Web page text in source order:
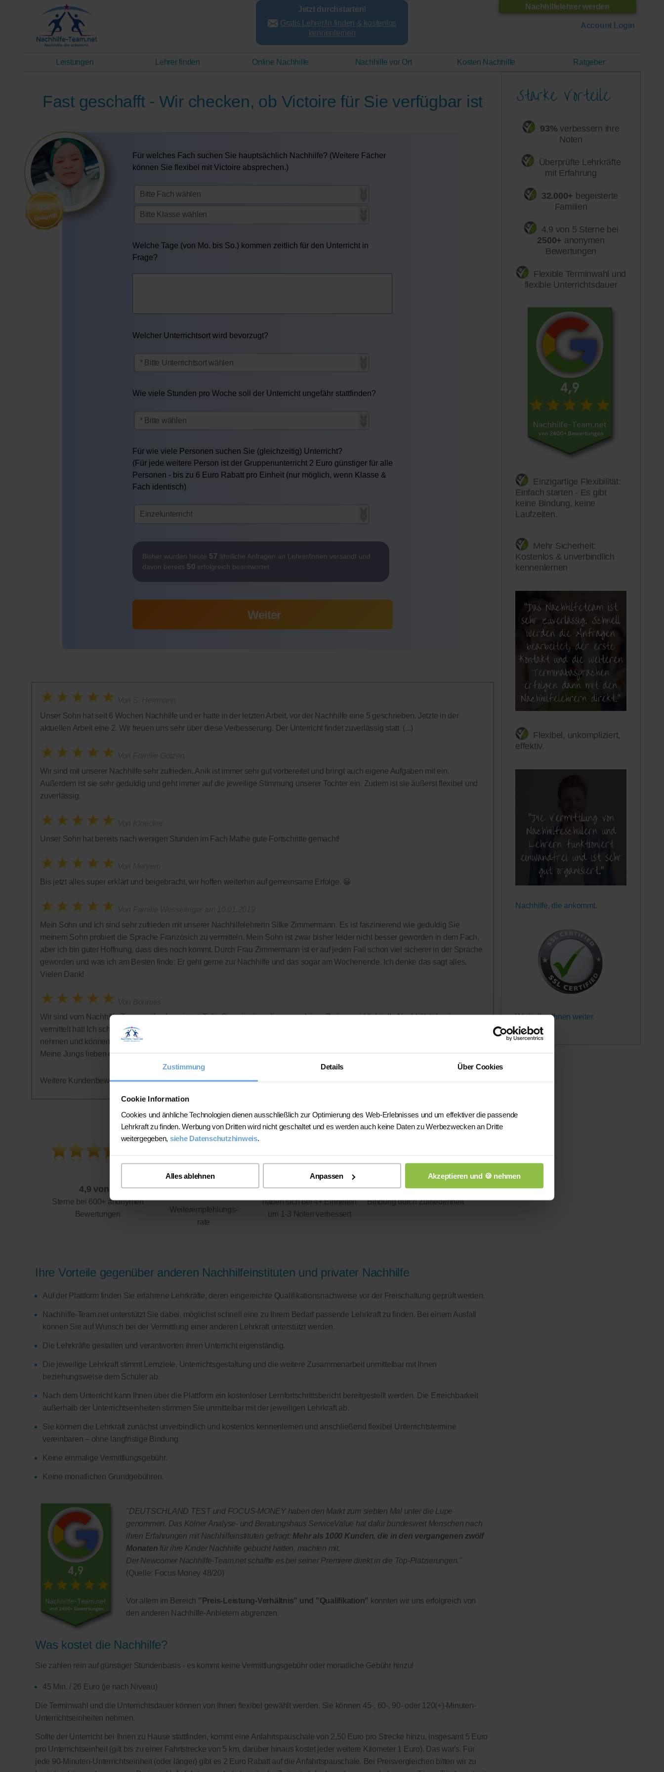
Zustimmung Details Über Cookies
Cookie Information
Cookies und änhliche Technologien dienen ausschließlich zur Optimierung des Web-Erlebnisses und um effektiver die passende
Lehrkraft zu finden. Werbung von Dritten wird nicht geschaltet und es werden auch keine Daten zu Werbezwecken an Dritte
weitergegeben, siehe Datenschutzhinweis.
Alles ablehnen Anpassen Akzeptieren und 🍪 nehmen
Nachhilfelehrer werden
Account Login
Jetzt durchstarten!
Gratis Lehrer/in finden & kostenlos
kennenlernen
Leistungen Lehrer finden Online Nachhilfe Nachhilfe vor Ort Kosten Nachhilfe Ratgeber
93% verbessern ihre
Noten
Überprüfte Lehrkräfte
mit Erfahrung
32.000+ begeisterte
Familien
4,9 von 5 Sterne bei
2500+ anonymen
Bewertungen
Flexible Terminwahl und
flexible Unterrichtsdauer
Einzigartige Flexibilität:
Einfach starten - Es gibt
keine Bindung, keine
Laufzeiten.
Mehr Sicherheit:
Kostenlos & unverbindlich
kennenlernen
Flexibel, unkompliziert,
effektiv.
Nachhilfe, die ankommt.
Wir helfen Ihnen weiter.
Garantiert.
Wird
überprüft
Fast geschafft - Wir checken, ob Victoire für Sie verfügbar ist
Für welches Fach suchen Sie hauptsächlich Nachhilfe? (Weitere Fächer
können Sie flexibel mit Victoire absprechen.)
Welche Tage (von Mo. bis So.) kommen zeitlich für den Unterricht in
Frage?
Welcher Unterrichtsort wird bevorzugt?
Wie viele Stunden pro Woche soll der Unterricht ungefähr stattfinden?
Für wie viele Personen suchen Sie (gleichzeitig) Unterricht?
(Für jede weitere Person ist der Gruppenunterricht 2 Euro günstiger für alle
Personen - bis zu 6 Euro Rabatt pro Einheit (nur möglich, wenn Klasse &
Fach identisch)
Bisher wurden heute 57 ähnliche Anfragen an Lehrer/innen versandt und
davon bereits 50erfolgreich beantwortet.
Unser Sohn hat seit 6 Wochen Nachhilfe und er hatte in der letzten Arbeit, vor der Nachhilfe eine 5 geschrieben. Jetzte in der
aktuellen Arbeit eine 2. Wir freuen uns sehr über diese Verbesserung. Der Unterricht findet zuverlässig statt. (...)
Wir sind mit unserer Nachhilfe sehr zufrieden. Anik ist immer sehr gut vorbereitet und bringt auch eigene Aufgaben mit ein.
Außerdem ist sie sehr geduldig und geht immer auf die jeweilige Stimmung unserer Tochter ein. Zudem ist sie äußerst flexibel und
zuverlässig.
Unser Sohn hat bereits nach wenigen Stunden im Fach Mathe gute Fortschritte gemacht!
Bis jetzt alles super erklärt und beigebracht, wir hoffen weiterhin auf gemeinsame Erfolge. 😀
Mein Sohn und ich sind sehr zufrieden mit unserer Nachhilfelehrerin Silke Zimmermann. Es ist faszinierend wie geduldig Sie
meinem Sohn probiert die Sprache Französich zu vermitteln. Mein Sohn ist zwar bisher leider nicht besser geworden in dem Fach,
aber ich bin guter Hoffnung, dass dies noch kommt. Durch Frau Zimmermann ist er auf jeden Fall schon viel sicherer in der Sprache
geworden und was ich am Besten finde: Er geht gerne zur Nachhilfe und das sogar am Wochenende. Ich denke das sagt alles.
Vielen Dank!
Wir sind vom Nachhilfe-Team restlos begeistert: Tolle Organisation, die uns zu fairen Preisen wirklich tolle Nachhilfelehrerinnen
vermittelt hat! Ich schätze auch sehr, dass auf ein Abo komplett verzichtet wird - wir zahlen nur die Leistung, die wir auch in Anspruch
nehmen und können jederzeit aufhören - was wir allerdings auch bei deutlich besseren Noten so schnell nicht machen werden!
Meine Jungs lieben die Nachhilfestunden - wer hätte das gedacht!?
Weitere Kundenbewertungen finden Sie auf der offiziellen Bewertungsplattform
4,9 von 5
Sterne bei 600+ anonymen
Bewertungen
Weiterempfehlungs-
rate
93%
haben sich bei 4+ Einheiten
um 1-3 Noten verbessert
100%
Bindung durch Zufriedenheit
Ihre Vorteile gegenüber anderen Nachhilfeinstituten und privater Nachhilfe
Auf der Plattform finden Sie erfahrene Lehrkräfte, deren eingereichte Qualifikationsnachweise vor der Freischaltung geprüft werden.
Nachhilfe-Team.net unterstützt Sie dabei, möglichst schnell eine zu Ihrem Bedarf passende Lehrkraft zu finden. Bei einem Ausfall
können Sie auf Wunsch bei der Vermittlung einer anderen Lehrkraft unterstützt werden.
Die Lehrkräfte gestalten und verantworten ihren Unterricht eigenständig.
Die jeweilige Lehrkraft stimmt Lernziele, Unterrichtsgestaltung und die weitere Zusammenarbeit unmittelbar mit Ihnen
beziehungsweise dem Schüler ab.
Nach dem Unterricht kann Ihnen über die Plattform ein kostenloser Lernfortschrittsbericht bereitgestellt werden. Die Erreichbarkeit
außerhalb der Unterrichtseinheiten stimmen Sie unmittelbar mit der jeweiligen Lehrkraft ab.
Sie können die Lehrkraft zunächst unverbindlich und kostenlos kennenlernen und anschließend flexibel Unterrichtstermine
vereinbaren – ohne langfristige Bindung.
Keine einmalige Vermittlungsgebühr.
Keine monatlichen Grundgebühren.
"DEUTSCHLAND TEST und FOCUS-MONEY haben den Markt zum siebten Mal unter die Lupe
genommen. Das Kölner Analyse- und Beratungshaus ServiceValue hat dafür bundesweit Menschen nach
ihren Erfahrungen mit Nachhilfeinstituten gefragt: Mehr als 1000 Kunden, die in den vergangenen zwölf
Monaten für ihre Kinder Nachhilfe gebucht hatten, machten mit.
Der Newcomer Nachhilfe-Team.net schaffte es bei seiner Premiere direkt in die Top-Platzierungen."
(Quelle: Focus Money 48/20)
Vor allem im Bereich "Preis-Leistung-Verhältnis" und "Qualifikation" konnten wir uns erfolgreich von
den anderen Nachhilfe-Anbietern abgrenzen.
Was kostet die Nachhilfe?
Sie zahlen rein auf günstiger Stundenbasis - es kommt keine Vermittlungsgebühr oder monatliche Gebühr hinzu!
45 Min. / 26 Euro (je nach Niveau)
Die Terminwahl und die Unterrichtsdauer können von Ihnen flexibel gewählt werden. Sie können 45-, 60-, 90- oder 120(+)-Minuten-
Unterrichtseinheiten nehmen.
Sollte der Unterricht bei Ihnen zu Hause stattfinden, kommt eine Anfahrtspauschale von 2,50 Euro pro Strecke hinzu, insgesamt 5 Euro
pro Unterrichtseinheit (gilt bis zu einer Fahrtstrecke von 5 km, darüber hinaus kostet jeder weitere Kilometer 1 Euro). Das war's. Für
jede 90-Minuten-Unterrichtseinheit (oder länger) gibt es 2 Euro Rabatt auf die Anfahrtspauschale. Bei Preisvergleichen bitten wir zu